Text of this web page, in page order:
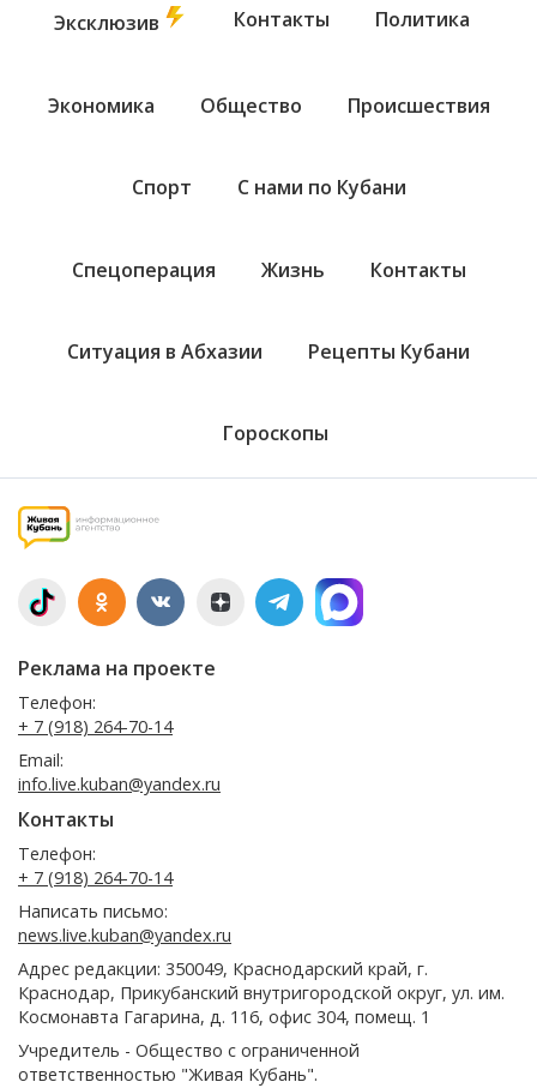
Эксклюзив Контакты Политика
Экономика Общество Происшествия
Спорт С нами по Кубани
Спецоперация Жизнь Контакты
Ситуация в Абхазии Рецепты Кубани
Гороскопы
Реклама на проекте
Телефон:
+ 7 (918) 264-70-14
Email:
info.live.kuban@yandex.ru
Контакты
Телефон:
+ 7 (918) 264-70-14
Написать письмо:
news.live.kuban@yandex.ru
Адрес редакции: 350049, Краснодарский край, г.
Краснодар, Прикубанский внутригородской округ, ул. им.
Космонавта Гагарина, д. 116, офис 304, помещ. 1
Учредитель - Общество с ограниченной
ответственностью "Живая Кубань".